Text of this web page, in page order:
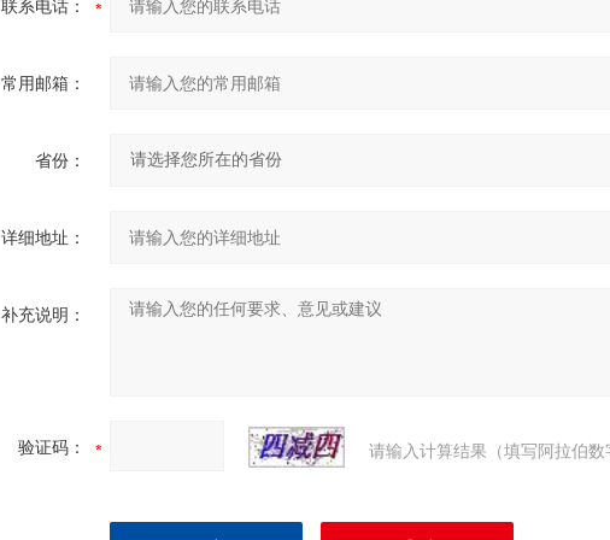
联系电话：
常用邮箱：
省份：
详细地址：
补充说明：
验证码： 请输入计算结果（填写阿拉伯